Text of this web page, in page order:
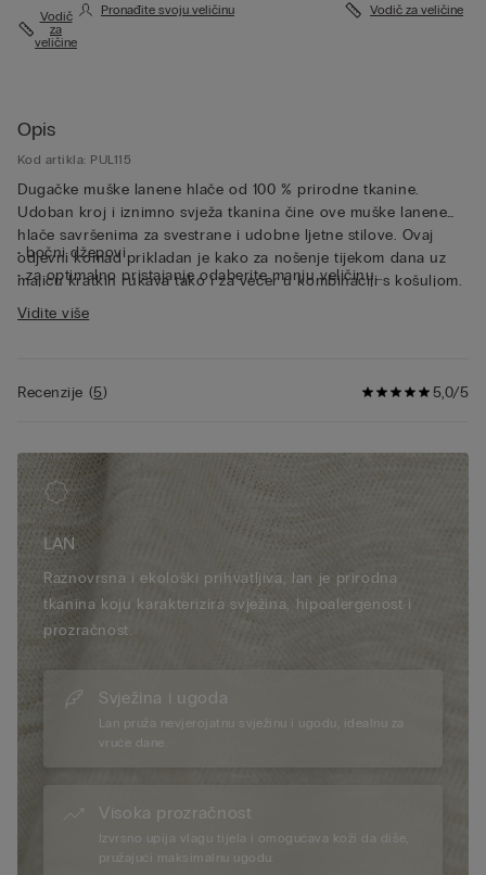
Vodič
za
veličine
Pronađite svoju veličinu Vodič za veličine
Opis
Kod artikla: PUL115
Dugačke muške lanene hlače od 100 % prirodne tkanine.
Udoban kroj i iznimno svježa tkanina čine ove muške lanene
hlače savršenima za svestrane i udobne ljetne stilove. Ovaj
odjevni komad prikladan je kako za nošenje tijekom dana uz
majicu kratkih rukava tako i za večer u kombinaciji s košuljom.
• bočni džepovi
• za optimalno pristajanje odaberite manju veličinu
Vidite više
5,0/5
Recenzije (5)
LAN
Raznovrsna i ekološki prihvatljiva, lan je prirodna
tkanina koju karakterizira svježina, hipoalergenost i
prozračnost.
Svježina i ugoda
Lan pruža nevjerojatnu svježinu i ugodu, idealnu za
vruće dane.
Visoka prozračnost
Izvrsno upija vlagu tijela i omogućava koži da diše,
pružajući maksimalnu ugodu.